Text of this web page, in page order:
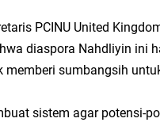
PCINU United
diaspora Nahdliyin ini
memberi sumbangsih
sistem agar potensi-